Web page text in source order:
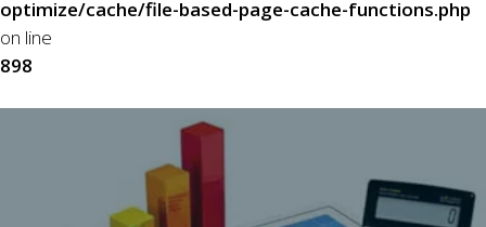
optimize/cache/file-based-page-cache-functions.php
on line
898